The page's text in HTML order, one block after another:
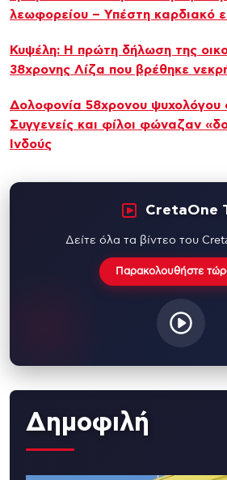
λεωφορείου – Υπέστη καρδιακό
Κυψέλη: Η πρώτη δήλωση της
38χρονης Λίζα που βρέθηκε
Δολοφονία 58χρονου ψυχολόγου
Συγγενείς και φίλοι φώναζαν
Ινδούς
CretaOne
Δείτε όλα τα βίντεο του
Παρακολουθήστε
Δημοφιλή